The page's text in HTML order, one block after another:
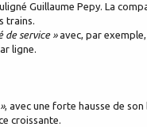
Guillaume Pepy. La
trains.
de service »avec, par
ligne.
, avec une forte hausse de
croissante.